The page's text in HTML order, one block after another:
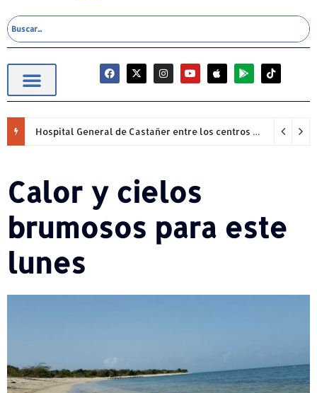
Hospital General de Castañer entre los centros de salud comunitarios con mejor desempeño clínico de Estados Unidos
Calor y cielos
brumosos para este
lunes